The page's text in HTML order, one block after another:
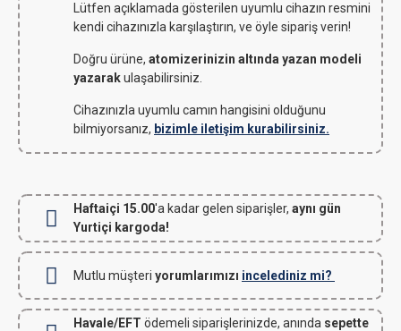
Lütfen açıklamada gösterilen uyumlu cihazın resmini
kendi cihazınızla karşılaştırın, ve öyle sipariş verin!
Doğru ürüne, atomizerinizin altında yazan modeli
yazarakulaşabilirsiniz.
Cihazınızla uyumlu camın hangisini olduğunu
bilmiyorsanız, bizimle iletişim kurabilirsiniz.
Haftaiçi 15.00'a kadar gelen siparişler, aynı gün
Yurtiçi kargoda!
Mutlu müşteri yorumlarımızı incelediniz mi?
Havale/EFT ödemeli siparişlerinizde, anında sepette